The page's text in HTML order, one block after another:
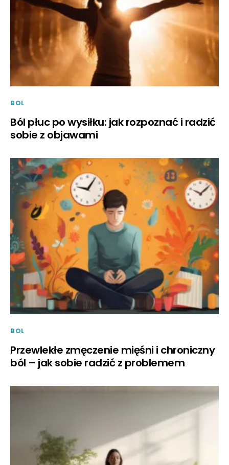
BOL
Ból płuc po wysiłku: jak rozpoznać i radzić
sobie z objawami
BOL
Przewlekłe zmęczenie mięśni i chroniczny
ból – jak sobie radzić z problemem